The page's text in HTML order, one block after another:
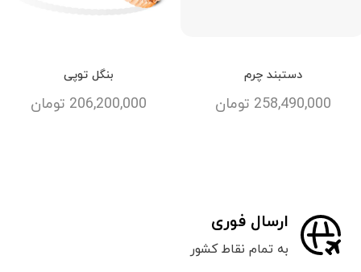
دستبند چرم
258,490,000 تومان
بنگل توپی
206,200,000 تومان
ارسال فوری
به تمام نقاط کشور